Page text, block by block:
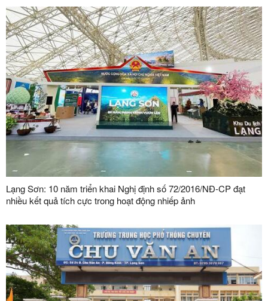
Lạng Sơn: 10 năm triển khai Nghị định số 72/2016/NĐ-CP đạt
nhiều kết quả tích cực trong hoạt động nhiếp ảnh